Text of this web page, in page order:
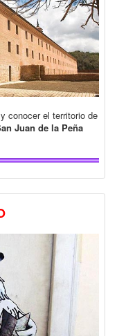
conocer el territorio de
Juan de la Peña